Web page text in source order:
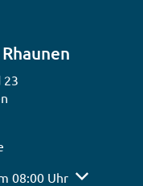
23
oder Schließzeiten
08:00 Uhr